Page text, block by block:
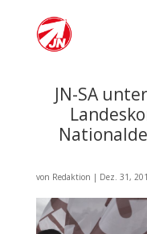
JN-SA
von Redaktion | Dez. 31,